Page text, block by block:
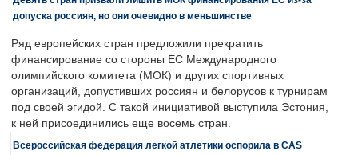
допуска россиян, но они очевидно в меньшинстве
Ряд европейских стран предложили прекратить
финансирование со стороны ЕС Международного
олимпийского комитета (МОК) и других спортивных
организаций, допустивших россиян и белорусов к турнирам
под своей эгидой. С такой инициативой выступила Эстония,
к ней присоединились еще восемь стран.
Всероссийская федерация легкой атлетики оспорила в CAS